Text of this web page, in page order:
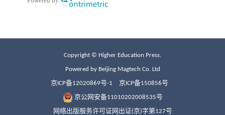
Copyright © Higher Education Press.
Powered by Beijing Magtech Co. Ltd
京ICP备12020869号-1 京ICP备150856号
京公网安备11010202008535号
网络出版服务许可证网出证(京)字第127号